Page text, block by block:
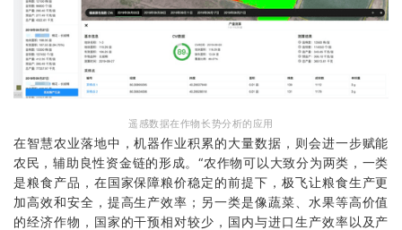
遥感数据在作物长势分析的应用
在智慧农业落地中，机器作业积累的大量数据，则会进一步赋能
农民，辅助良性资金链的形成。“农作物可以大致分为两类，一类
是粮食产品，在国家保障粮价稳定的前提下，极飞让粮食生产更
加高效和安全，提高生产效率；另一类是像蔬菜、水果等高价值
的经济作物，国家的干预相对较少，国内与进口生产效率以及产